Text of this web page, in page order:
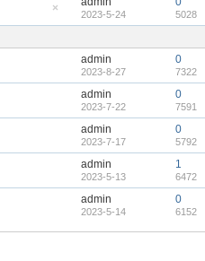
置
帖
藏
顶
2023-5-24 5028
admin
2023-8-27
0
7322
admin
2023-7-22
0
7591
admin
2023-7-17
0
5792
admin
2023-5-13
1
6472
admin
2023-5-14
0
6152